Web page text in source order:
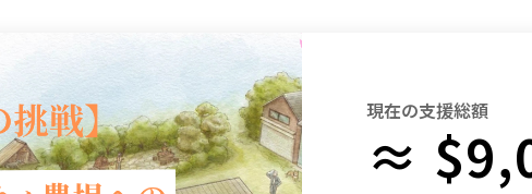
千葉
福井 山梨
三重 滋賀 京都 大阪 兵庫
鳥取 島根 岡山 広島 山口
現在の支援総額
≈